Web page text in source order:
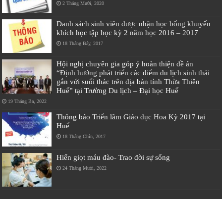
2 Tháng Mười, 2020
Danh sách sinh viên được nhận học bổng khuyến
khích học tập học kỳ 2 năm học 2016 – 2017
18 Tháng Bảy, 2017
Hội nghị chuyên gia góp ý hoàn thiện đề án
“Định hướng phát triển các điểm du lịch sinh thái
gắn với suối thác trên địa bàn tỉnh Thừa Thiên
Huế” tại Trường Du lịch – Đại học Huế
19 Tháng Ba, 2022
Thông báo Triển lãm Giáo dục Hoa Kỳ 2017 tại
Huế
18 Tháng Chín, 2017
Hiến giọt máu đào- Trao đời sự sống
24 Tháng Mười, 2022